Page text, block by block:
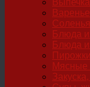
Блюда
Блюда
Мясные